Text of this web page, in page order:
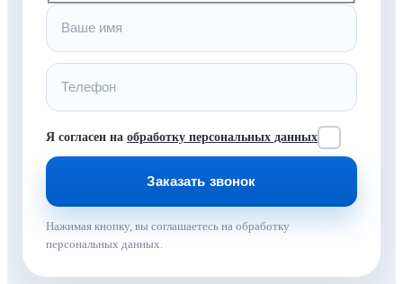
Я согласен на обработку персональных данных
Нажимая кнопку, вы соглашаетесь на обработку
персональных данных.